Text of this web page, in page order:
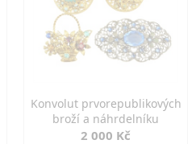
Konvolut prvorepublikových
broží a náhrdelníku
2 000 Kč